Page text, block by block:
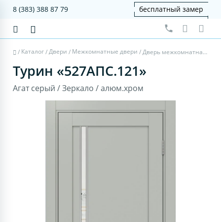
8 (383) 388 87 79 бесплатный замер
/ Каталог/Двери / Межкомнатные двери / Дверь межкомнатная Турин 527АПС.121 - агат серый, зеркало, алюм.хром
Турин «527АПС.121»
Агат серый / Зеркало / алюм.хром